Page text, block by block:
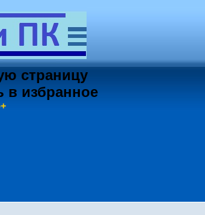
страницу
в избранное